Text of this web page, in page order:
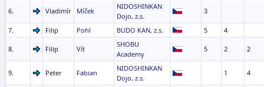
6. Vladimír Míček
NIDOSHINKAN
Dojo, z.s.
3
7. Filip Pohl BUDO KAN, z.s. 5 4
8. Filip Vít
SHOBU
Academy
5 2 2
9. Peter Fabian
NIDOSHINKAN
Dojo, z.s.
1 4